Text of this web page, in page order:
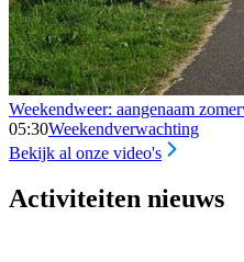
Weekendweer: aangenaam
05:30Weekendverwachting
Bekijk al onze video's
Activiteiten nieuws